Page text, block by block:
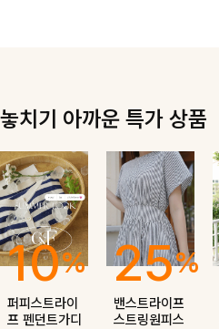
놓치기 아까운 특가 상품
10%
퍼피스트라이
프 펜던트가디
25%
밴스트라이프
스트링원피스